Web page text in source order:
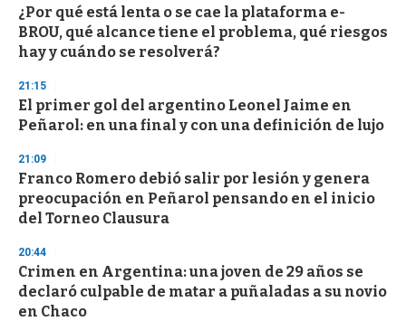
¿Por qué está lenta o se cae la plataforma e-
BROU, qué alcance tiene el problema, qué riesgos
hay y cuándo se resolverá?
21:15
El primer gol del argentino Leonel Jaime en
Peñarol: en una final y con una definición de lujo
21:09
Franco Romero debió salir por lesión y genera
preocupación en Peñarol pensando en el inicio
del Torneo Clausura
20:44
Crimen en Argentina: una joven de 29 años se
declaró culpable de matar a puñaladas a su novio
en Chaco